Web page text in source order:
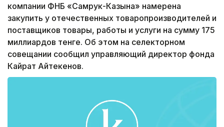
компании ФНБ «Самрук-Казына» намерена
закупить у отечественных товаропроизводителей и
поставщиков товары, работы и услуги на сумму 175
миллиардов тенге. Об этом на селекторном
совещании сообщил управляющий директор фонда
Кайрат Айтекенов.